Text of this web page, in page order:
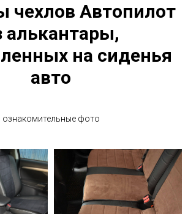
чехлов Автопилот
алькантары,
на сиденья
авто
ознакомительные фото